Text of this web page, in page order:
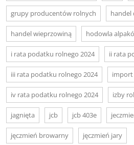
grupy producentów rolnych handel
handel wieprzowiną hodowla
i rata podatku rolnego 2024 ii rata
iii rata podatku rolnego 2024 import
iv rata podatku rolnego 2024 izby
jagnięta jcb jcb 403e
jęczmień browarny jęczmień jary